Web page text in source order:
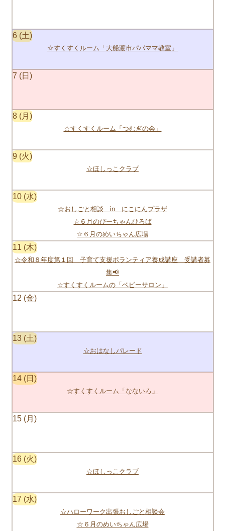
6
☆すくすくルーム「大船渡市パパママ教室」
7
8
☆すくすくルーム「つむぎの会」
9
☆ほしっこクラブ
10
☆おしごと相談 in にこにんプラザ
☆６月のぴーちゃんひろば
☆６月のめいちゃん広場
11
☆令和８年度第１回 子育て支援ボランティア養成講座 受講者募
集📢
☆すくすくルームの「ベビーサロン」
12
13
☆おはなしパレード
14
☆すくすくルーム「なないろ」
15
16
☆ほしっこクラブ
17
☆ハローワーク出張おしごと相談会
☆６月のめいちゃん広場